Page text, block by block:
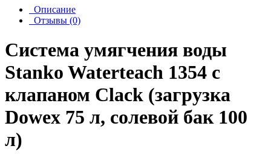
Описание
Отзывы (0)
Система умягчения воды
Stanko Waterteach 1354 с
клапаном Clack (загрузка
Dowex 75 л, солевой бак 100
л)